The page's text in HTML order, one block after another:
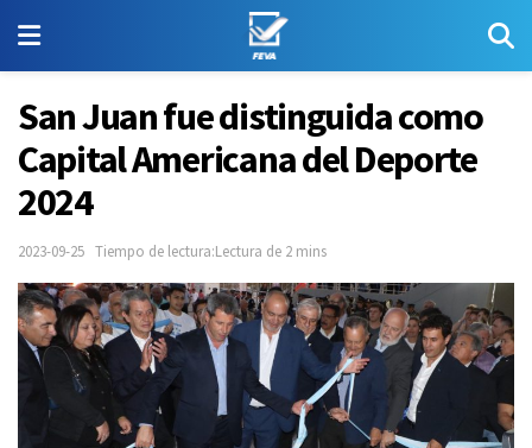
San Juan fue distinguida como
Capital Americana del Deporte
2024
2023-09-25 Tiempo de lectura:Lectura de 2 mins